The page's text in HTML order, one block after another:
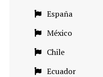
España
México
Chile
Ecuador